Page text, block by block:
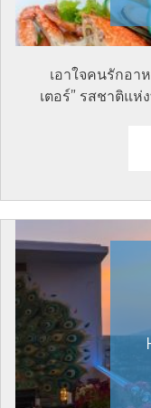
เอาใจคนรักอา
เตอร์” รสชาติแห่